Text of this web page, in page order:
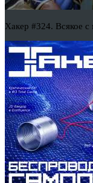
Хакер #324. Всякое с